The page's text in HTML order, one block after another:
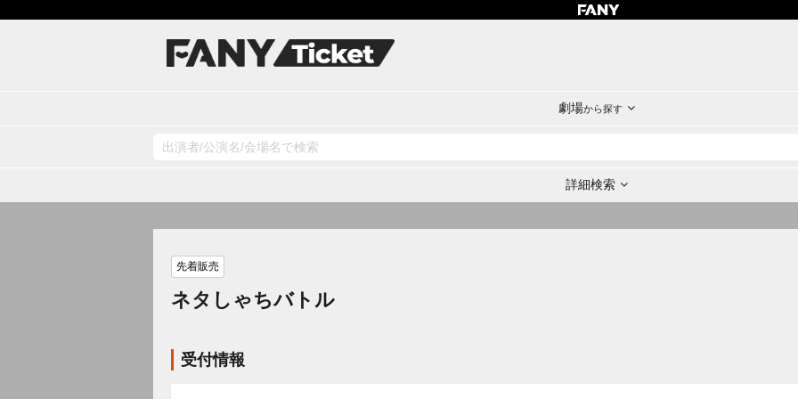
劇場から探す
詳細検索
先着販売
ネタしゃちバトル
受付情報